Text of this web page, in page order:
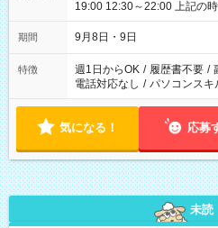
19:00 12:30～22:00 上記の時間から好きな時間を選べます！ ※
時間は変更となる可能性があ
期間 9月8日・9日
特徴 週1日からOK / 履歴書不要 /
電話対応なし / パソコンスキ
気になる！ 応募
未読